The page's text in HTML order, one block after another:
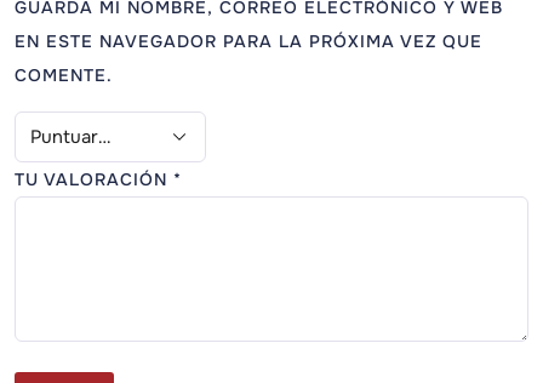
GUARDA MI NOMBRE, CORREO ELECTRÓNICO Y WEB
EN ESTE NAVEGADOR PARA LA PRÓXIMA VEZ QUE
COMENTE.
TU VALORACIÓN *